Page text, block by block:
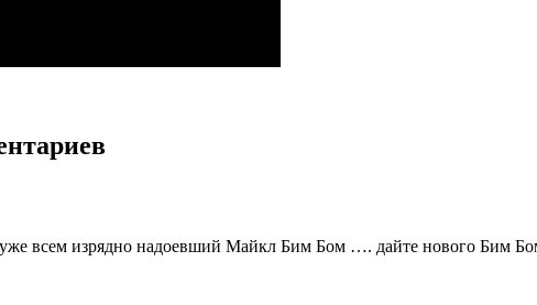
всем изрядно надоевший Майкл Бим Бом …. дайте нового Бим